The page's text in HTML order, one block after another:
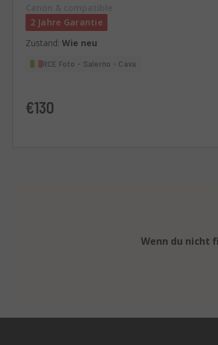
2 Jahre Garantie
Zustand: Wie neu
RCE Foto - Salerno - Cava
€130
Wenn du nicht